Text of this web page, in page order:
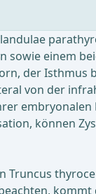
einem
der
von der
können
Truncus